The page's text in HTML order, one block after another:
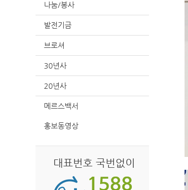
나눔/봉사
발전기금
브로셔
30년사
20년사
메르스백서
홍보동영상
대표번호 국번없이